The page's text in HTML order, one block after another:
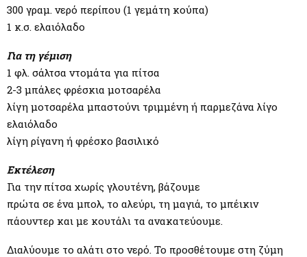
300 γραμ. νερό περίπου (1 γεμάτη κούπα)
1 κ.σ. ελαιόλαδο
Για τη γέμιση
1 φλ. σάλτσα ντομάτα για πίτσα
2-3 μπάλες φρέσκια μοτσαρέλα
λίγη μοτσαρέλα μπαστούνι τριμμένη ή παρμεζάνα λίγο
ελαιόλαδο
λίγη ρίγανη ή φρέσκο βασιλικό
Εκτέλεση
Για την πίτσα χωρίς γλουτένη, βάζουμε
πρώτα σε ένα μπολ, το αλεύρι, τη μαγιά, το μπέικιν
πάουντερ και με κουτάλι τα ανακατεύουμε.
Διαλύουμε το αλάτι στο νερό. Το προσθέτουμε στη ζύμη